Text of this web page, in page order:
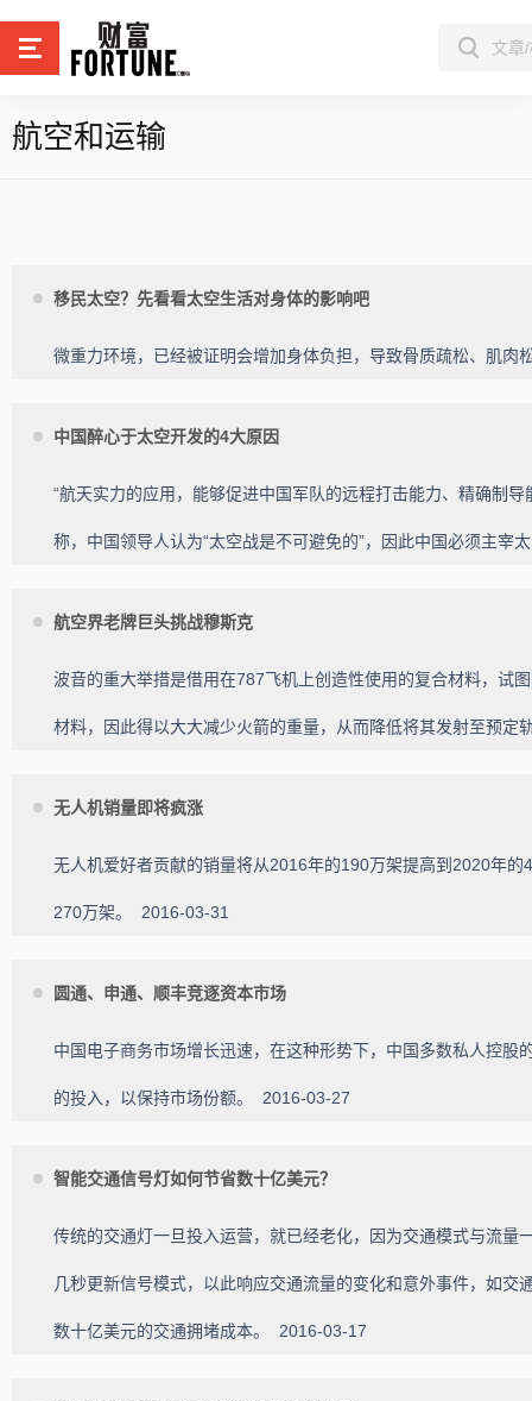
航空和运输
移民太空？先看看太空生活对身体的影响吧
微重力环境，已经被证明会增加身体负担，导致骨质疏松、肌
中国醉心于太空开发的4大原因
“航天实力的应用，能够促进中国军队的远程打击能力、精确制
称，中国领导人认为“太空战是不可避免的”，因此中国必须主宰
航空界老牌巨头挑战穆斯克
波音的重大举措是借用在787飞机上创造性使用的复合材料，试
材料，因此得以大大减少火箭的重量，从而降低将其发射至预定
无人机销量即将疯涨
无人机爱好者贡献的销量将从2016年的190万架提高到2020年
270万架。 2016-03-31
圆通、申通、顺丰竞逐资本市场
中国电子商务市场增长迅速，在这种形势下，中国多数私人控
的投入，以保持市场份额。 2016-03-27
智能交通信号灯如何节省数十亿美元？
传统的交通灯一旦投入运营，就已经老化，因为交通模式与流
几秒更新信号模式，以此响应交通流量的变化和意外事件，如
数十亿美元的交通拥堵成本。 2016-03-17